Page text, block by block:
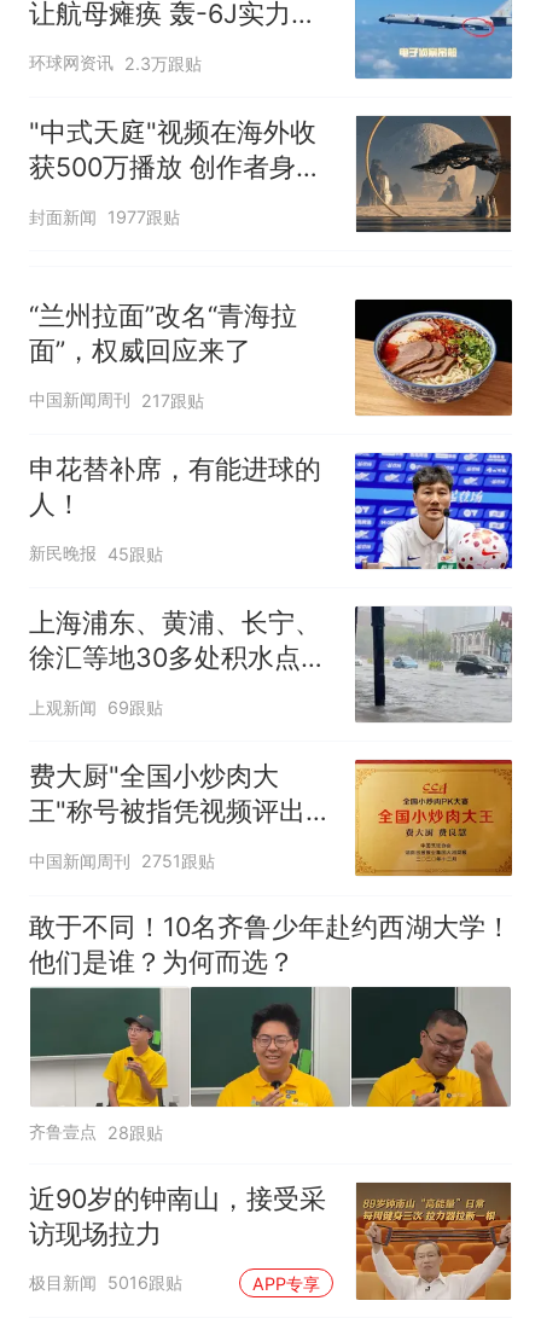
让航母瘫痪 轰-6J实力有
多强？
环球网资讯 2.3万跟贴
"中式天庭"视频在海外收
获500万播放 创作者身份
披露
封面新闻 1977跟贴
“兰州拉面”改名“青海拉
面”，权威回应来了
中国新闻周刊 217跟贴
申花替补席，有能进球的
人！
新民晚报 45跟贴
上海浦东、黄浦、长宁、
徐汇等地30多处积水点正
在抢排
上观新闻 69跟贴
费大厨"全国小炒肉大
王"称号被指凭视频评出
官方回应
中国新闻周刊 2751跟贴
敢于不同！10名齐鲁少年赴约西湖大学！
他们是谁？为何而选？
齐鲁壹点 28跟贴
近90岁的钟南山，接受采
访现场拉力
极目新闻 5016跟贴 APP专享